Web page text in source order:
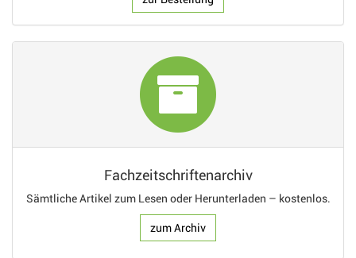
Fachzeitschriftenarchiv
Sämtliche Artikel zum Lesen oder Herunterladen – kostenlos.
zum Archiv